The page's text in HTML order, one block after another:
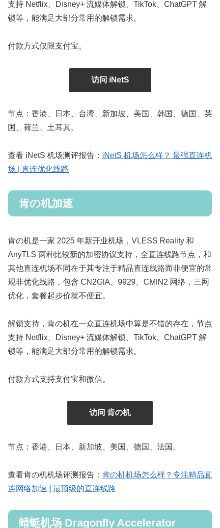
支持 Netflix、Disney+ 流媒体解锁、TikTok、ChatGPT 解
锁等，能满足大部分常用的解锁需求。
付款方式仅限支付宝。
访问 iNetS
节点：香港、日本、台湾、新加坡、美国、韩国、德国、英
国、荷兰、土耳其。
查看 iNetS 机场测评报告： iNetS 机场怎么样？ 最强直连机
场 | 直连优化线路
肯の机加速
肯の机是一家 2025 年新开业机场，VLESS Reality 和
AnyTLS 两种比较新的加密协议支持，全直连线路节点，和
其他直连机场不同在于其专注于精品直连线路而非便宜的常
规非优化线路，包含 CN2GIA、9929、CMIN2 网络，三网
优化，套餐起步价就不便宜。
解锁支持，肯の机在一众直连机场中算是不错的存在，节点
支持 Netflix、Disney+ 流媒体解锁、TikTok、ChatGPT 解
锁等，能满足大部分常用的解锁需求。
付款方式支持支付宝和微信。
访问 肯の机
节点：香港、日本、新加坡、美国、德国、法国。
查看肯の机机场评测报告： 肯の机机场怎么样？专注精品直
连网络加速 | 最顶级的直连线路
蜻蜓机场 Dragonfly Accelerator